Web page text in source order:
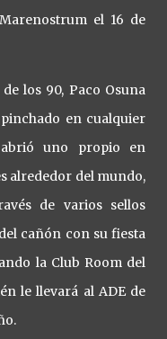
el 16 de
los 90, Paco Osuna
en cualquier
uno propio en
alrededor del mundo,
de varios sellos
cañón con su fiesta
la Club Room del
le llevará al ADE de